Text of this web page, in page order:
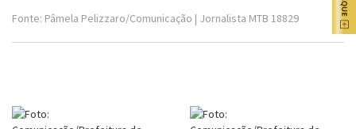
Fonte: Pâmela Pelizzaro/Comunicação | Jornalista MTB 18829